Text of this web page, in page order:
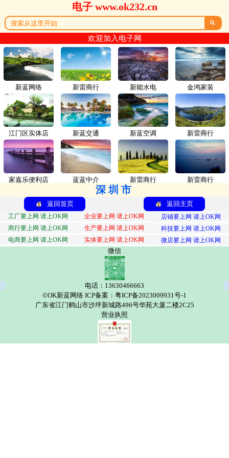
电子 www.ok232.cn

欢迎加入电子网
新蓝网络 新雷商行
江门区实体店 新蓝交通
家嘉乐便利店 蓝蓝中介
新能水电 金鸿家装
新蓝空调 新雷商行
新雷商行 新雷商行
深圳市
返回首页 返回主页
工厂要上网 请上OK网 企业要上网 请上OK网
店铺要上网 请上OK网
商行要上网 请上OK网
生产要上网 请上OK网
科技要上网 请上OK网
电商要上网 请上OK网
实体要上网 请上OK网 微店要上网 请上OK网
微信
电话：13630466663
©OK新蓝网络 ICP备案：粤ICP备2023009931号-1
广东省江门鹤山市沙坪新城路496号华苑大厦二楼2C25
营业执照